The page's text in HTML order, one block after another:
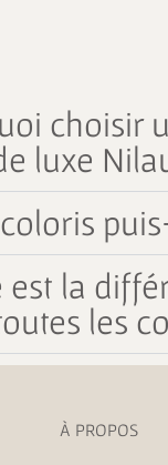
choisir
luxe
est la
les
À PROPOS